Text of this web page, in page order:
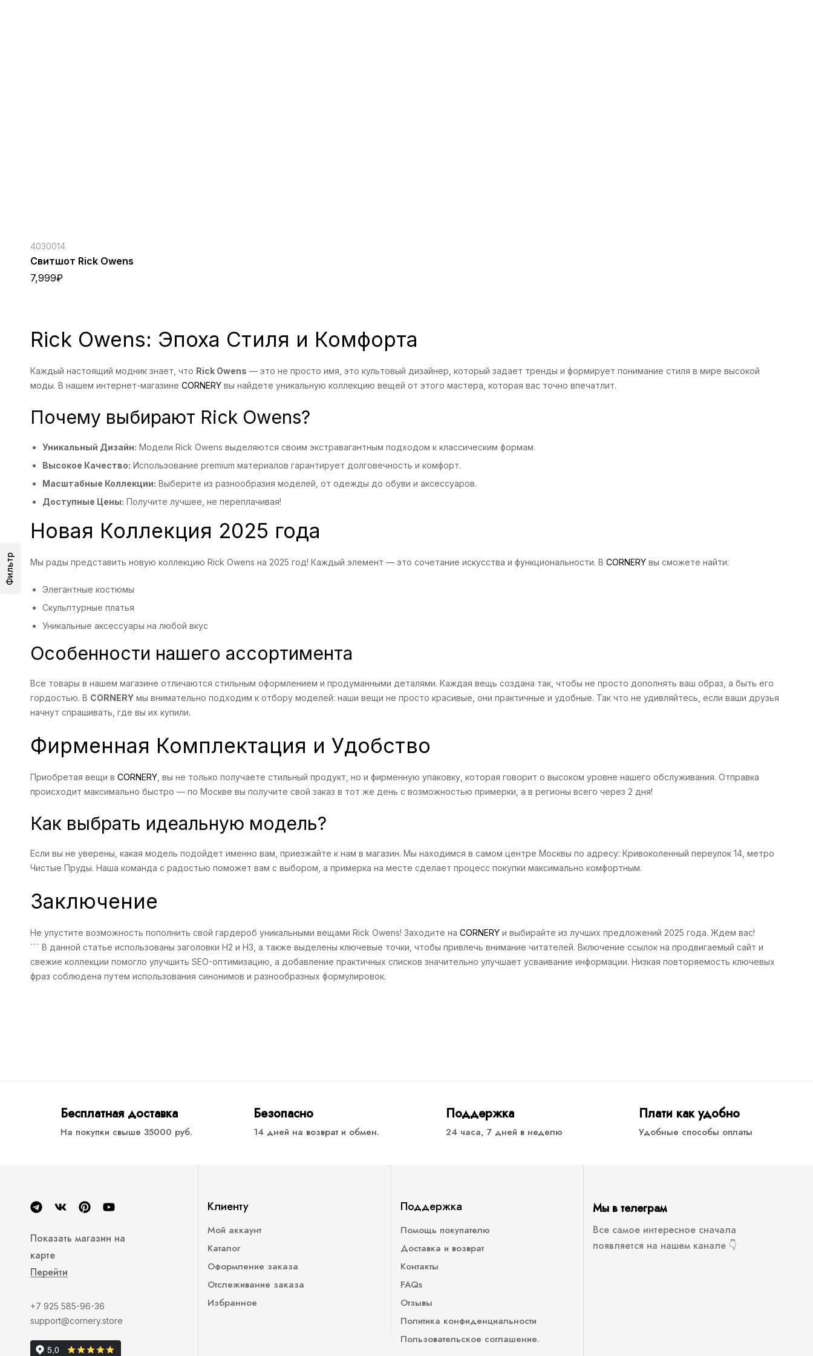
Фильтр
4030014
Свитшот Rick Owens
7,999₽
Rick Owens: Эпоха Стиля и Комфорта
Каждый настоящий модник знает, что Rick Owens — это не просто имя, это культовый дизайнер, который задает тренды и формирует понимание стиля в мире высокой
моды. В нашем интернет-магазине CORNERY вы найдете уникальную коллекцию вещей от этого мастера, которая вас точно впечатлит.
Почему выбирают Rick Owens?
Уникальный Дизайн: Модели Rick Owens выделяются своим экстравагантным подходом к классическим формам.
Высокое Качество: Использование premium материалов гарантирует долговечность и комфорт.
Масштабные Коллекции: Выберите из разнообразия моделей, от одежды до обуви и аксессуаров.
Доступные Цены: Получите лучшее, не переплачивая!
Новая Коллекция 2025 года
Мы рады представить новую коллекцию Rick Owens на 2025 год! Каждый элемент — это сочетание искусства и функциональности. В CORNERY вы сможете найти:
Элегантные костюмы
Скульптурные платья
Уникальные аксессуары на любой вкус
Особенности нашего ассортимента
Все товары в нашем магазине отличаются стильным оформлением и продуманными деталями. Каждая вещь создана так, чтобы не просто дополнять ваш образ, а быть его
гордостью. В CORNERY мы внимательно подходим к отбору моделей: наши вещи не просто красивые, они практичные и удобные. Так что не удивляйтесь, если ваши друзья
начнут спрашивать, где вы их купили.
Фирменная Комплектация и Удобство
Приобретая вещи в CORNERY , вы не только получаете стильный продукт, но и фирменную упаковку, которая говорит о высоком уровне нашего обслуживания. Отправка
происходит максимально быстро — по Москве вы получите свой заказ в тот же день с возможностью примерки, а в регионы всего через 2 дня!
Как выбрать идеальную модель?
Если вы не уверены, какая модель подойдет именно вам, приезжайте к нам в магазин. Мы находимся в самом центре Москвы по адресу: Кривоколенный переулок 14, метро
Чистые Пруды. Наша команда с радостью поможет вам с выбором, а примерка на месте сделает процесс покупки максимально комфортным.
Заключение
Не упустите возможность пополнить свой гардероб уникальными вещами Rick Owens! Заходите на CORNERY и выбирайте из лучших предложений 2025 года. Ждем вас!
``` В данной статье использованы заголовки H2 и H3, а также выделены ключевые точки, чтобы привлечь внимание читателей. Включение ссылок на продвигаемый сайт и
свежие коллекции помогло улучшить SEO-оптимизацию, а добавление практичных списков значительно улучшает усваивание информации. Низкая повторяемость ключевых
фраз соблюдена путем использования синонимов и разнообразных формулировок.
Бесплатная доставка
На покупки свыше 35000 руб.
Безопасно
14 дней на возврат и обмен.
Поддержка
24 часа, 7 дней в неделю
Плати как удобно
Удобные способы оплаты
Показать магазин на
карте
Перейти
+7 925 585-96-36
support@cornery.store
Клиенту
Мой аккаунт
Каталог
Оформление заказа
Отслеживание заказа
Избранное
Поддержка
Помощь покупателю
Доставка и возврат
Контакты
FAQs
Отзывы
Политика конфиденциальности
Пользовательское соглашение.
Мы в телеграм
Все самое интересное сначала
появляется на нашем канале 👇